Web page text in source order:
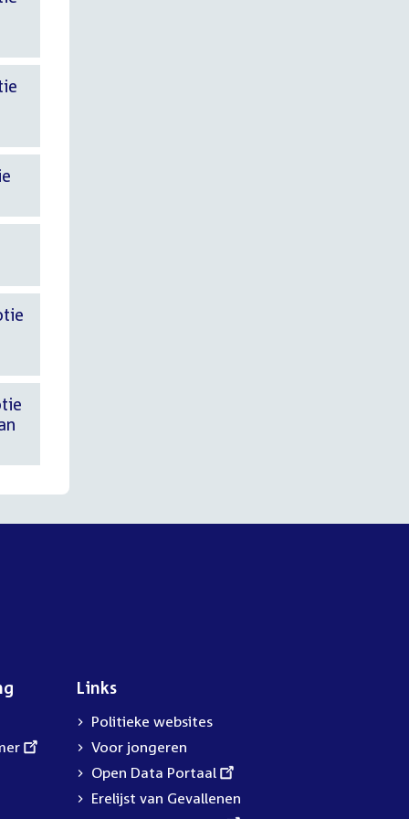
Links
Politieke websites
Voor jongeren
External
link:
Open Data Portaal
Erelijst van Gevallenen